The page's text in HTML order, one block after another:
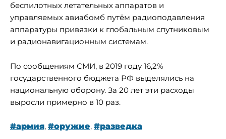
беспилотных летательных аппаратов и
управляемых авиабомб путём радиоподавления
аппаратуры привязки к глобальным спутниковым
и радионавигационным системам.
По сообщениям СМИ, в 2019 году 16,2%
государственного бюджета РФ выделялись на
национальную оборону. За 20 лет эти расходы
выросли примерно в 10 раз.
#армия, #оружие, #разведка